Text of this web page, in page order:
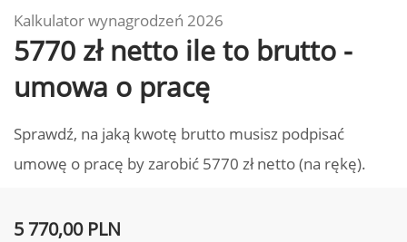
Kalkulator wynagrodzeń 2026
5770 zł netto ile to brutto -
umowa o pracę
Sprawdź, na jaką kwotę brutto musisz podpisać
umowę o pracę by zarobić 5770 zł netto (na rękę).
5 770,00 PLN